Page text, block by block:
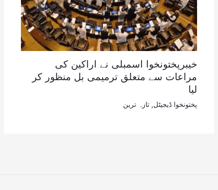
خیبرپختونخوا اسمبلی نے اراکین کی
مراعات سے متعلق ترمیمی بل منظور کر
لیا
پختونخوا ڈیجیٹل تازہ ترین